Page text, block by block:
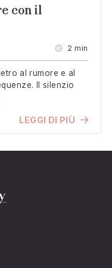
con il
2 min
al rumore e al
Il silenzio
LEGGI DI PIÙ